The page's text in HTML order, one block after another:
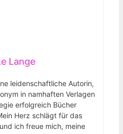
Lange
leidenschaftliche Autorin,
in namhaften Verlagen
erfolgreich Bücher
Herz schlägt für das
ich freue mich, meine